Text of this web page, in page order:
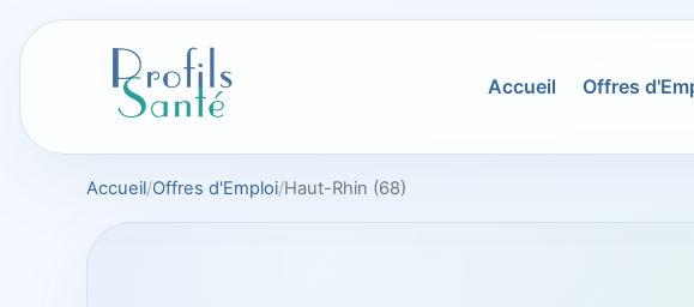
Accueil Offres
Accueil Offres d'Emploi Haut-Rhin (68)